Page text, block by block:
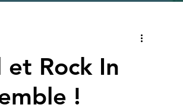
et Rock In
!